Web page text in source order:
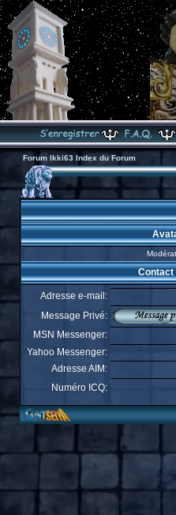
Forum Ikki63 Index du Forum
Contact
Adresse e-mail:
Message Privé:
MSN Messenger:
Yahoo Messenger:
Adresse AIM:
Numéro ICQ: